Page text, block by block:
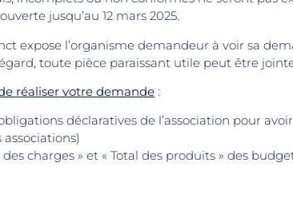
jusqu’au 12 mars 2025.
expose l’organisme demandeur à voir sa
toute pièce paraissant utile peut être
réaliser votre demande :
déclaratives de l’association pour
associations)
charges » et « Total des produits » des